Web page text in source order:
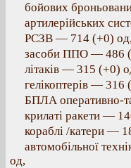
бойових
артилерійських
РСЗВ — 714 (+0)
засоби ППО — 486
літаків — 315 (+0)
гелікоптерів — 316
БПЛА оперативно-
крилаті ракети —
кораблі /катери —
автомобільної
од,